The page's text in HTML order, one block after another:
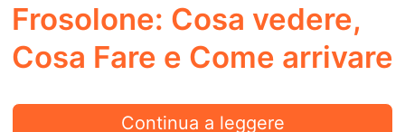
Frosolone: Cosa vedere,
Cosa Fare e Come arrivare
Frosolone:
Continua a leggere